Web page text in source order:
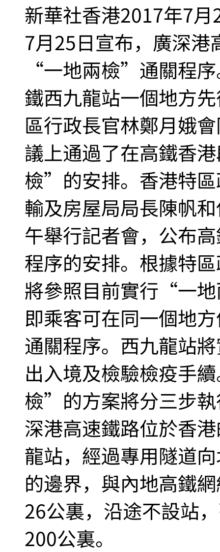
新華社香港2017年7
7月25日宣布，廣深
“一地兩檢”通關程
鐵西九龍站一個地方
區行政長官林鄭月娥
議上通過了在高鐵香
檢”的安排。香港特
輸及房屋局局長陳帆
午舉行記者會，公布
程序的安排。根據特
將參照目前實行“一
即乘客可在同一個地
通關程序。西九龍站
出入境及檢驗檢疫手
檢”的方案將分三步
深港高速鐵路位於香
龍站，經過專用隧道
的邊界，與內地高鐵
26公裏，沿途不設站
200公裏。